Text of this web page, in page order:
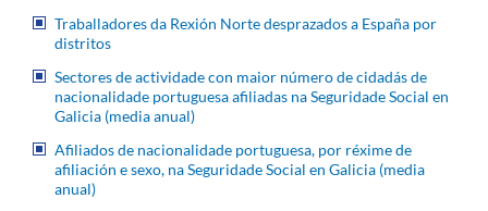
Traballadores da Rexión Norte desprazados a España por
distritos
Sectores de actividade con maior número de cidadás de
nacionalidade portuguesa afiliadas na Seguridade Social en
Galicia (media anual)
Afiliados de nacionalidade portuguesa, por réxime de
afiliación e sexo, na Seguridade Social en Galicia (media
anual)